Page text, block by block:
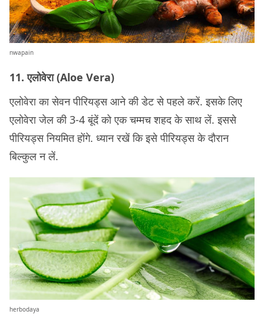
nwapain
11. एलोवेरा (Aloe Vera)
एलोवेरा का सेवन पीरियड्स आने की डेट से पहले करें. इसके लिए
एलोवेरा जेल की 3-4 बूंदें को एक चम्मच शहद के साथ लें. इससे
पीरियड्स नियमित होंगे. ध्यान रखें कि इसे पीरियड्स के दौरान
बिल्कुल न लें.
herbodaya